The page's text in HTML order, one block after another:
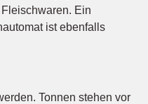
Ein
ist ebenfalls
Tonnen stehen vor